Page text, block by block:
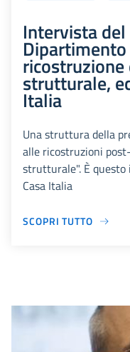
Intervista del
strutturale,
Italia
Una struttura della
alle ricostruzioni
strutturale". È
Casa Italia
SCOPRI TUTTO